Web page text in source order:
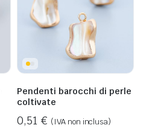
Pendenti barocchi di perle
coltivate
0,51 € (IVA non inclusa)